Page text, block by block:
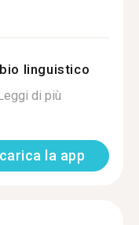
linguistico
di più
la app